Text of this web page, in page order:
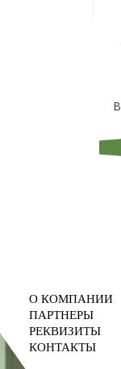
О КОМПАНИИ
ПАРТНЕРЫ
РЕКВИЗИТЫ
КОНТАКТЫ